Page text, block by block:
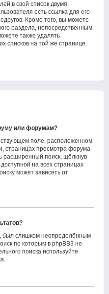
в свой список двумя
есть ссылка для его
Кроме того, вы можете
раздела, непосредственным
также удалять
списков на той же странице.
или форумам?
поле, расположенном
страницах просмотра форума
расширенный поиск, щёлкнув
на всех страницах
может зависеть от
был слишком неопределённым
по которым в phpBB3 не
поиска используйте